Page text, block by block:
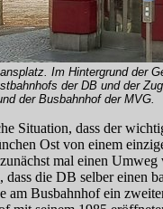
Im Hintergrund der
der DB und der
der Busbahnhof der MVG.
Situation, dass der
Ost von einem
mal einen
die DB selber einen
am Busbahnhof ein